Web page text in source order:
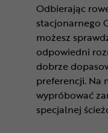
Odbierając
stacjonarnego
możesz
odpowiedni
dobrze
preferencji. Na
wypróbować
specjalnej